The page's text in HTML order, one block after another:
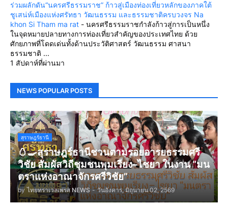
ร่วมผลักดัน“นครศรีธรรมราช” ก้าวสู่เมืองท่องเที่ยวหลักของภาคใต้
ชูเสน่ห์เมืองแห่งศรัทธา วัฒนธรรม และธรรมชาติครบวงจร Na
khon Si Tham ma rat - นครศรีธรรมราชกำลังก้าวสู่การเป็นหนึ่ง
ในจุดหมายปลายทางการท่องเที่ยวสำคัญของประเทศไทย ด้วย
ศักยภาพที่โดดเด่นทั้งด้านประวัติศาสตร์ วัฒนธรรม ศาสนา
ธรรมชาติ ...
1 สัปดาห์ที่ผ่านมา
NEWS POPULAR POSTS
สุราษฎร์ธานี
🥚🍳สุราษฎร์ธานีชวนตามรอยอารยธรรมศรี
วิชัย สัมผัสวิถีชุมชนพุมเรียง–ไชยา ในงาน “มน
ตราแห่งอาณาจักรศรีวิชัย”
by ไทยทราเวลเพรส NEWS - วันอังคาร, มิถุนายน 02, 2569